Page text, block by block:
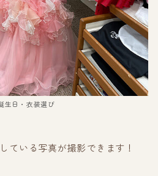
生日・衣装選び
ている写真が撮影できます！